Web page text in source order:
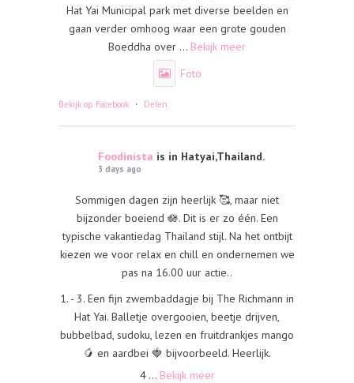
Hat Yai Municipal park met diverse beelden en
gaan verder omhoog waar een grote gouden
Boeddha over ... Bekijk meer
Foto
Bekijk op Facebook · Delen
Foodinista is in Hatyai,Thailand.
3 days ago
Sommigen dagen zijn heerlijk 🥰, maar niet
bijzonder boeiend 🪷. Dit is er zo één. Een
typische vakantiedag Thailand stijl. Na het ontbijt
kiezen we voor relax en chill en ondernemen we
pas na 16.00 uur actie..
1. - 3. Een fijn zwembaddagje bij The Richmann in
Hat Yai. Balletje overgooien, beetje drijven,
bubbelbad, sudoku, lezen en fruitdrankjes mango
🥭 en aardbei 🍓 bijvoorbeeld. Heerlijk.
4 ... Bekijk meer